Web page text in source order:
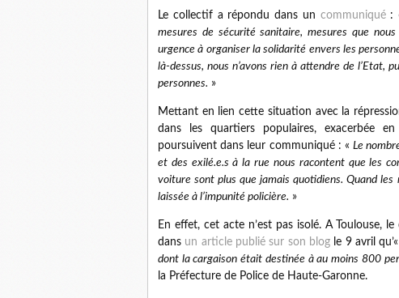
Le collectif a répondu dans un communiqué:
mesures de sécurité sanitaire, mesures que
urgence à organiser la solidarité envers les
là-dessus, nous n’avons rien à attendre de l’Etat,
personnes. »
Mettant en lien cette situation avec la
dans les quartiers populaires, exacerbée
poursuivent dans leur communiqué : «Le
et des exilé.e.s à la rue nous racontent que les
voiture sont plus que jamais quotidiens. Quand
laissée à l’impunité policière. »
En effet, cet acte n’est pas isolé. A Toulouse,
dans un article publié sur son blogle 9 avril qu’«
dont la cargaison était destinée à au moins 800
la Préfecture de Police de Haute-Garonne.